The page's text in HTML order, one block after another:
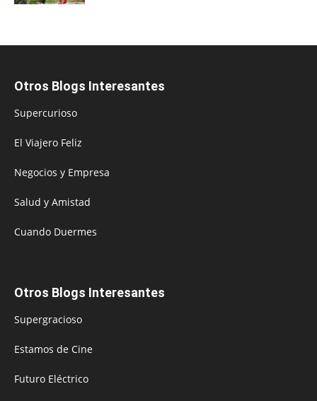
Otros Blogs Interesantes
Supercurioso
El Viajero Feliz
Negocios y Empresa
Salud y Amistad
Cuando Duermes
Otros Blogs Interesantes
Supergracioso
Estamos de Cine
Futuro Eléctrico